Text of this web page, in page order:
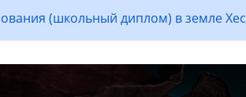
(школьный диплом) в земле